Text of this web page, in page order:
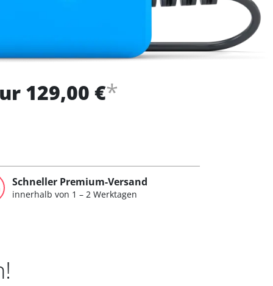
129,00 €*
Schneller Premium-Versand
innerhalb von 1 – 2 Werktagen